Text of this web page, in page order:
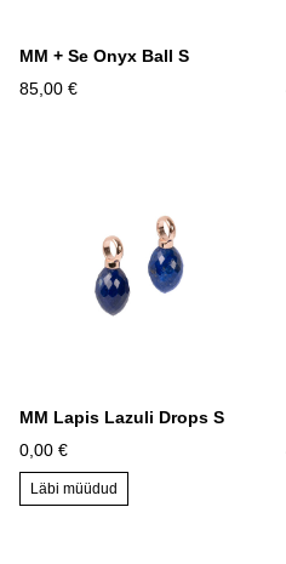
MM + Se Onyx Ball S
85,00 €
MM Lapis Lazuli Drops S
0,00 €
Läbi müüdud